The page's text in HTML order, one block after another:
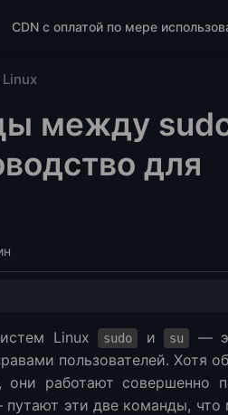
CDN с оплатой по мере
между
для
Linux sudo и su
—
пользователей. Хотя
они работают
эти две команды,